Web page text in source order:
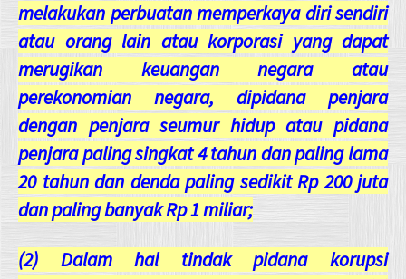
melakukan perbuatan memperkaya diri sendiri
atau orang lain atau korporasi yang dapat
merugikan keuangan negara atau
perekonomian negara, dipidana penjara
dengan penjara seumur hidup atau pidana
penjara paling singkat 4 tahun dan paling lama
20 tahun dan denda paling sedikit Rp 200 juta
dan paling banyak Rp 1 miliar;
(2) Dalam hal tindak pidana korupsi